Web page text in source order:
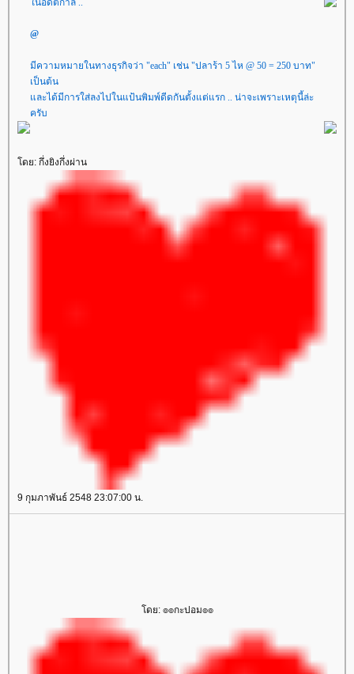
นอดีตกาล ..
@
มีความหมายในทางธุรกิจว่า "each" เช่น "ปลาร้า 5 ไห @ 50 = 250 บาท"
เป็นต้น
ละได้มีการใส่ลงไปในแป้นพิมพ์ดีดกันตั้งแต่แรก .. น่าจะเพราะเหตุนี้ล่ะ
ครับ
ดย: กึ่งยิงกึ่งผ่าน
9 กุมภาพันธ์ 2548 23:07:00 น.
ดย: ๏๏กะปอม๏๏